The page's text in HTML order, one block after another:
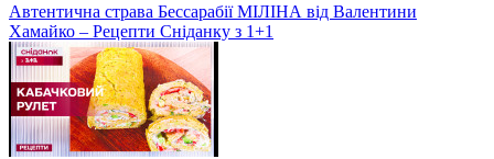
Автентична страва Бессарабії МІЛІНА від Валентини
Хамайко – Рецепти Сніданку з 1+1